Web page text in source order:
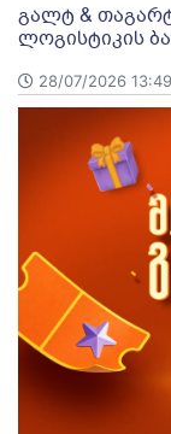
გალტ &
ლოგისტიკის
28/07/2026